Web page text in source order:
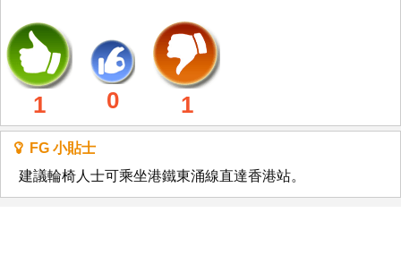
1 0 1
FG 小貼士
建議輪椅人士可乘坐港鐵東涌線直達香港站。